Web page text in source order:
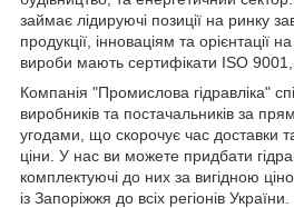
займає лідируючі позиції на ринку
продукції, інноваціям та орієнтації
вироби мають сертифікати ISO 9001,
Компанія "Промислова гідравліка"
виробників та постачальників за
угодами, що скорочує час доставки
ціни. У нас ви можете придбати
комплектуючі до них за вигідною
із Запоріжжя до всіх регіонів